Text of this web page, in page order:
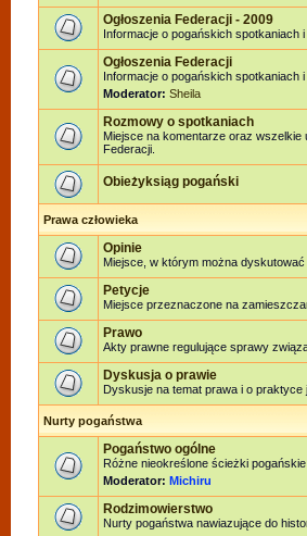
Ogłoszenia Federacji - 2009
Informacje o pogańskich spotkaniach
Ogłoszenia Federacji
Informacje o pogańskich spotkaniach
Moderator: Sheila
Rozmowy o spotkaniach
Miejsce na komentarze oraz wszelkie
Federacji.
Obieżyksiąg pogański
Prawa człowieka
Opinie
Miejsce, w którym można
Petycje
Miejsce przeznaczone na
Prawo
Akty prawne regulujące sprawy
Dyskusja o prawie
Dyskusje na temat prawa i o
Nurty pogaństwa
Pogaństwo ogólne
Różne nieokreślone ścieżki pogańskie
Moderator: Michiru
Rodzimowierstwo
Nurty pogaństwa nawiazujące do